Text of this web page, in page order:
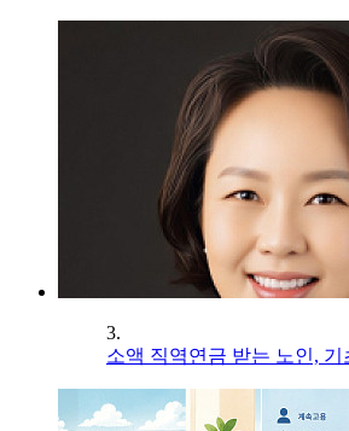
3.
소액 직역연금 받는 노인,